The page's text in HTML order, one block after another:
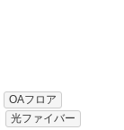
OAフロア
光ファイバー